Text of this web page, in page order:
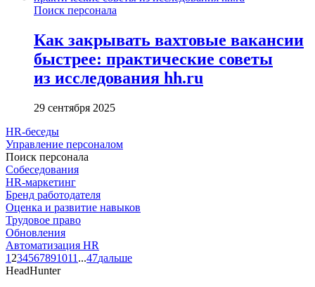
Поиск персонала
Как закрывать вахтовые вакансии
быстрее: практические советы
из исследования hh.ru
29 сентября 2025
HR-беседы
Управление персоналом
Поиск персонала
Собеседования
HR-маркетинг
Бренд работодателя
Оценка и развитие навыков
Трудовое право
Обновления
Автоматизация HR
1 234567891011 ...47дальше
HeadHunter